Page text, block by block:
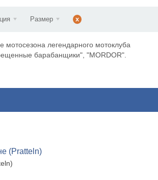
Размер x
мотосезона легендарного мотоклуба
барабанщики", "MORDOR".
(Pratteln)